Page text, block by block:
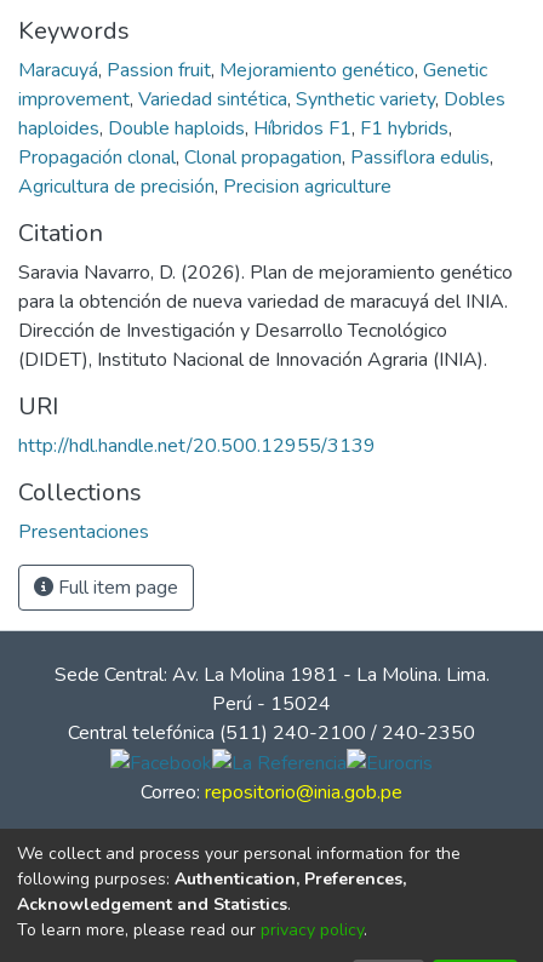
Keywords
Maracuyá, Passion fruit, Mejoramiento genético, Genetic
improvement, Variedad sintética, Synthetic variety, Dobles
haploides, Double haploids, Híbridos F1, F1 hybrids,
Propagación clonal, Clonal propagation, Passiflora edulis,
Agricultura de precisión, Precision agriculture
Citation
Saravia Navarro, D. (2026). Plan de mejoramiento genético
para la obtención de nueva variedad de maracuyá del INIA.
Dirección de Investigación y Desarrollo Tecnológico
(DIDET), Instituto Nacional de Innovación Agraria (INIA).
URI
http://hdl.handle.net/20.500.12955/3139
Collections
Presentaciones
Full item page
Sede Central: Av. La Molina 1981 - La Molina. Lima.
Perú - 15024
Central telefónica (511) 240-2100 / 240-2350
Correo: repositorio@inia.gob.pe
We collect and process your personal information for the
following purposes: Authentication, Preferences,
Acknowledgement and Statistics.
To learn more, please read our privacy policy.